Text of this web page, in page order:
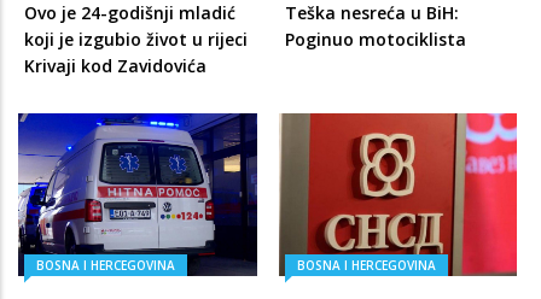
Ovo je 24-godišnji mladić
koji je izgubio život u rijeci
Krivaji kod Zavidovića
Teška nesreća u BiH:
Poginuo motociklista
BOSNA I HERCEGOVINA BOSNA I HERCEGOVINA